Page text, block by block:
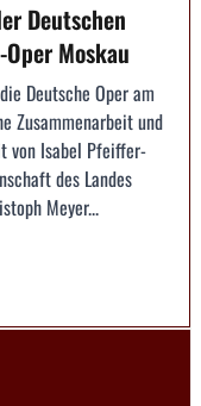
Deutschen
Moskau
Deutsche Oper am
Zusammenarbeit und
von Isabel Pfeiffer-
des Landes
Meyer...